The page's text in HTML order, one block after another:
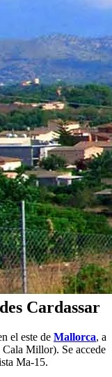
Cardassar
el este de Mallorca, a
Cala Millor). Se accede
Ma-15.